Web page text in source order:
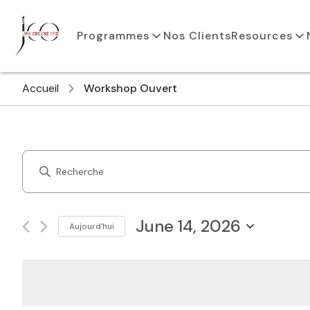
Programmes Nos ClientsResources
Accueil Workshop Ouvert
Courses
Search
and
Views
Enter
CoursesAujourd'hui June 14, 2026